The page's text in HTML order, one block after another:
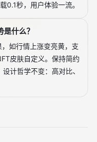
0.1秒，用户体验一流。
什么？
如行情上涨变亮黄，支
皮肤自定义。保持简约
计哲学不变：高对比、